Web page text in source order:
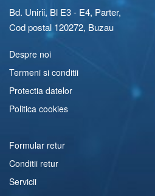
Bd. Unirii, Bl E3 - E4, Parter,
Cod postal 120272, Buzau
Despre noi
Termeni si conditii
Protectia datelor
Politica cookies
Formular retur
Conditii retur
Servicii